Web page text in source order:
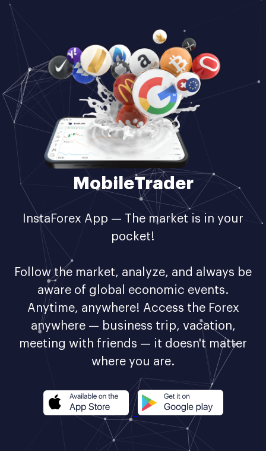
MobileTrader
InstaForex App — The market is in your
pocket!
Follow the market, analyze, and always be
aware of global economic events.
Anytime, anywhere! Access the Forex
anywhere — business trip, vacation,
meeting with friends — it doesn't matter
where you are.